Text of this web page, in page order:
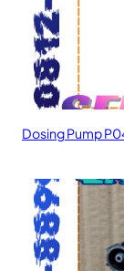
Dosing Pump